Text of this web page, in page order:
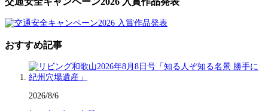
おすすめ記事
2026/8/6